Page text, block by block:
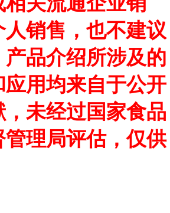
销售，也不建议
品介绍所涉及的
用均来自于公开
未经过国家食品
理局评估，仅供